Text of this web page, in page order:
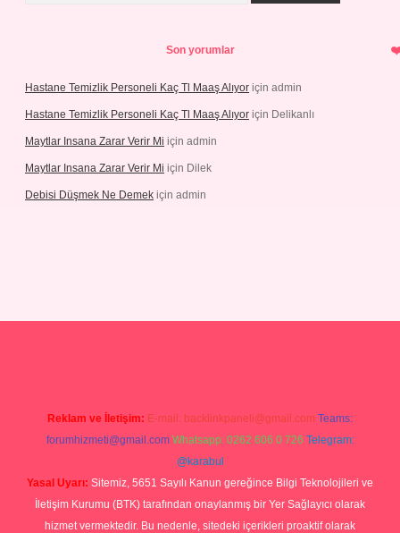
Son yorumlar
Hastane Temizlik Personeli Kaç Tl Maaş Alıyor için admin
Hastane Temizlik Personeli Kaç Tl Maaş Alıyor için Delikanlı
Maytlar Insana Zarar Verir Mi için admin
Maytlar Insana Zarar Verir Mi için Dilek
Debisi Düşmek Ne Demek için admin
Reklam ve İletişim: E-mail: backlinkpaneli@gmail.com Teams:
forumhizmeti@gmail.com Whatsapp: 0262 606 0 726 Telegram:
@karabul
Yasal Uyarı: Sitemiz, 5651 Sayılı Kanun gereğince Bilgi Teknolojileri ve
İletişim Kurumu (BTK) tarafından onaylanmış bir Yer Sağlayıcı olarak
hizmet vermektedir. Bu nedenle, sitedeki içerikleri proaktif olarak